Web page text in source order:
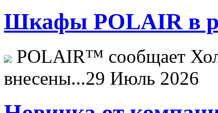
Шкафы POLAIR в
POLAIR™ сообщает
внесены...29 Июль 2026